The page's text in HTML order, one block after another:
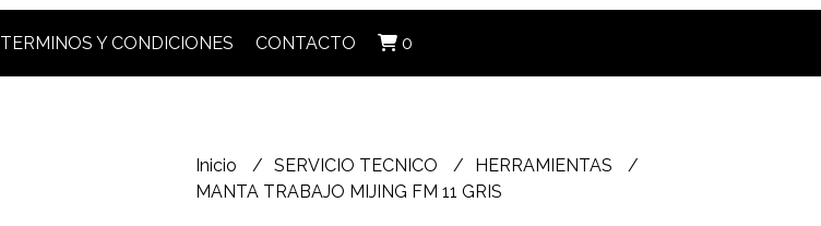
TERMINOS Y CONDICIONES CONTACTO 0
Inicio SERVICIO TECNICO
HERRAMIENTAS
MANTA TRABAJO MIJING FM 11 GRIS